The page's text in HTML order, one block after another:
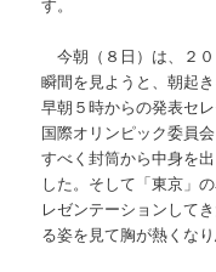
今朝（８日）は、２
瞬間を見ようと、朝起
早朝５時からの発表セ
国際オリンピック委員
すべく封筒から中身を
した。そして「東京」
レゼンテーションして
る姿を見て胸が熱くな